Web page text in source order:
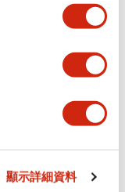
顯示詳細資料